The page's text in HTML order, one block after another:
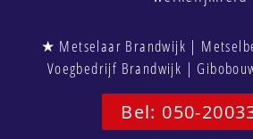
★ Metselaar Brandwijk |
Voegbedrijf Brandwijk |
Bel: 050-